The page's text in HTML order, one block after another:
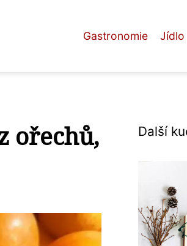
Gastronomie Jídlo
ořechů,
Další